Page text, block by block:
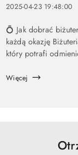
2025-04-23 19:48:00
💍 Jak dobrać
każdą okazję
który potrafi
okaz...
Więcej